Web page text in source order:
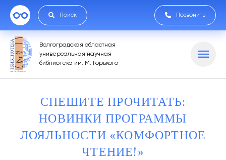
Поиск Позвонить
Волгоградская областная
универсальная научная
библиотека им. М. Горького
СПЕШИТЕ ПРОЧИТАТЬ:
НОВИНКИ ПРОГРАММЫ
ЛОЯЛЬНОСТИ «КОМФОРТНОЕ
ЧТЕНИЕ!»